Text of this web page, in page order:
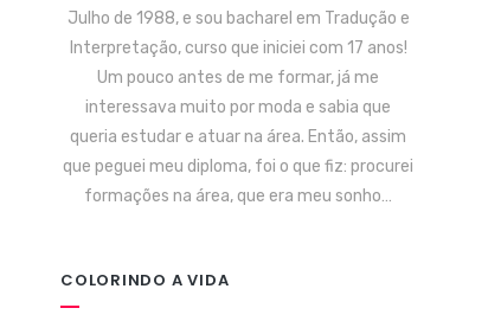
Julho de 1988, e sou bacharel em Tradução e
Interpretação, curso que iniciei com 17 anos!
Um pouco antes de me formar, já me
interessava muito por moda e sabia que
queria estudar e atuar na área. Então, assim
que peguei meu diploma, foi o que fiz: procurei
formações na área, que era meu sonho…
COLORINDO A VIDA